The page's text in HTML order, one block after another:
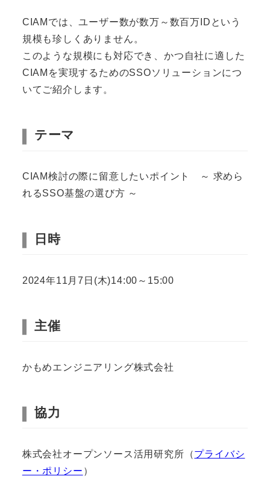
CIAMでは、ユーザー数が数万～数百万IDという
規模も珍しくありません。
このような規模にも対応でき、かつ自社に適した
CIAMを実現するためのSSOソリューションにつ
いてご紹介します。
テーマ
CIAM検討の際に留意したいポイント ～ 求めら
れるSSO基盤の選び方 ～
日時
2024年11月7日(木)14:00～15:00
主催
かもめエンジニアリング株式会社
協力
株式会社オープンソース活用研究所（プライバシ
ー・ポリシー ）